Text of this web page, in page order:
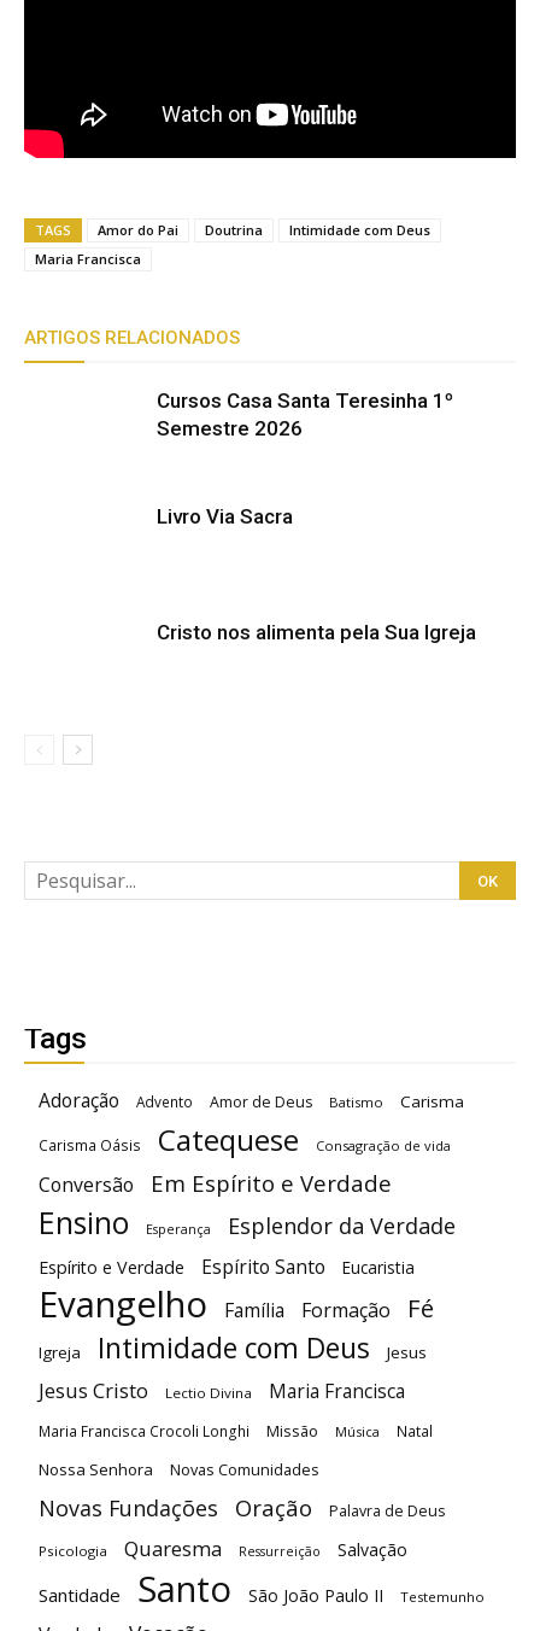
TAGS Amor do Pai Doutrina
Intimidade com Deus
Maria Francisca
ARTIGOS RELACIONADOS
Cursos Casa Santa Teresinha 1º
Semestre 2026
Livro Via Sacra
Cristo nos alimenta pela Sua Igreja
Tags
Adoração Advento Amor de Deus Batismo Carisma
Carisma Oásis Catequese Consagração de vida
Conversão Em Espírito e Verdade
Ensino Esperança Esplendor da Verdade
Espírito e Verdade Espírito Santo Eucaristia
Evangelho Família Formação Fé
Igreja Intimidade com Deus Jesus
Jesus Cristo Lectio Divina Maria Francisca
Maria Francisca Crocoli Longhi Missão Música Natal
Nossa Senhora Novas Comunidades
Novas Fundações Oração Palavra de Deus
Psicologia Quaresma Ressurreição Salvação
Santidade Santo São João Paulo II Testemunho